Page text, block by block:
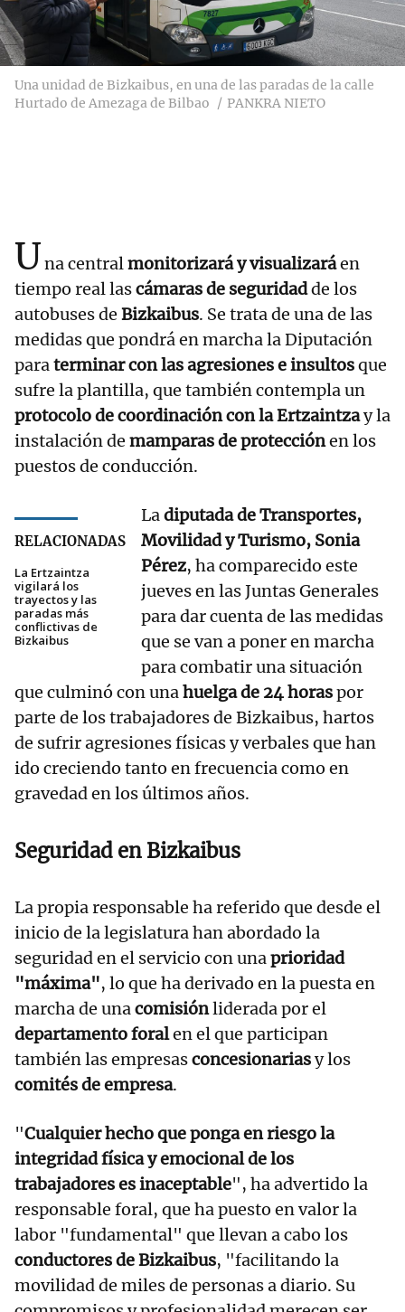
Una unidad de Bizkaibus, en una de las paradas de la calle
Hurtado de Amezaga de Bilbao
PANKRA NIETO
Una centralmonitorizará y visualizaráen
tiempo real lascámaras de seguridadde los
autobuses de Bizkaibus. Se trata de una de las
medidas que pondrá en marcha la Diputación
paraterminar con las agresiones e insultosque
sufre la plantilla, que también contempla un
protocolo de coordinación con la Ertzaintzay la
instalación de mamparas de protecciónen los
puestos de conducción.
RELACIONADAS
La Ertzaintza
vigilará los
trayectos y las
paradas más
conflictivas de
Bizkaibus
Ladiputada de Transportes,
Movilidad y Turismo, Sonia
Pérez, ha comparecido este
jueves en las Juntas Generales
para dar cuenta de las medidas
que se van a poner en marcha
para combatir una situación
que culminó con unahuelga de 24 horaspor
parte de los trabajadores de Bizkaibus, hartos
de sufrir agresiones físicas y verbales que han
ido creciendo tanto en frecuencia como en
gravedad en los últimos años.
Seguridad en Bizkaibus
La propia responsable ha referido que desde el
inicio de la legislatura han abordado la
seguridad en el servicio con unaprioridad
"máxima", lo que ha derivado en la puesta en
marcha de unacomisiónliderada por el
departamento foralen el que participan
también las empresasconcesionariasy los
comités de empresa.
"Cualquier hecho que ponga en riesgo la
integridad física y emocional de los
trabajadores es inaceptable", ha advertido la
responsable foral, que ha puesto en valor la
labor "fundamental" que llevan a cabo los
conductores de Bizkaibus, "facilitando la
movilidad de miles de personas a diario. Su